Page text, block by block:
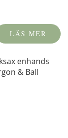
LÄS MER